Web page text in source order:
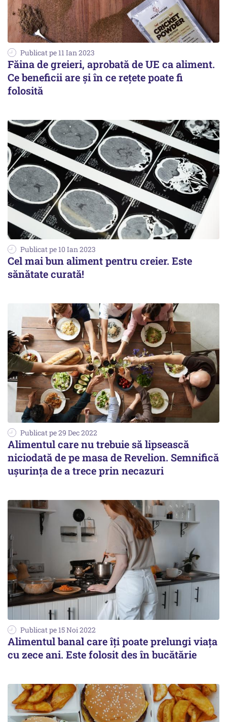
Publicat pe 11 Ian 2023
Făina de greieri, aprobată de UE ca aliment.
Ce beneficii are și în ce rețete poate fi
folosită
Publicat pe 10 Ian 2023
Cel mai bun aliment pentru creier. Este
sănătate curată!
Publicat pe 29 Dec 2022
Alimentul care nu trebuie să lipsească
niciodată de pe masa de Revelion. Semnifică
uşurinţa de a trece prin necazuri
Publicat pe 15 Noi 2022
Alimentul banal care îți poate prelungi viaţa
cu zece ani. Este folosit des în bucătărie